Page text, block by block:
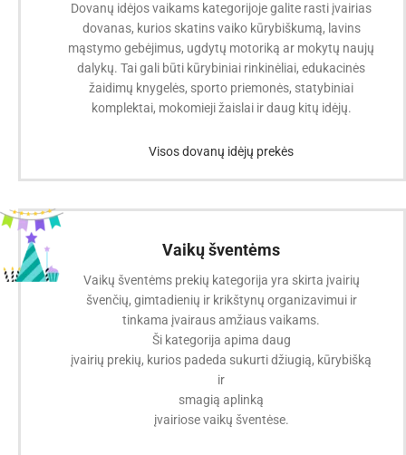
Dovanų idėjos vaikams kategorijoje galite rasti įvairias
dovanas, kurios skatins vaiko kūrybiškumą, lavins
mąstymo gebėjimus, ugdytų motoriką ar mokytų naujų
dalykų. Tai gali būti kūrybiniai rinkinėliai, edukacinės
žaidimų knygelės, sporto priemonės, statybiniai
komplektai, mokomieji žaislai ir daug kitų idėjų.
Visos dovanų idėjų prekės
Vaikų šventėms
Vaikų šventėms prekių kategorija yra skirta įvairių
švenčių, gimtadienių ir krikštynų organizavimui ir
tinkama įvairaus amžiaus vaikams.
Ši kategorija apima daug
įvairių prekių, kurios padeda sukurti džiugią, kūrybišką
ir
smagią aplinką
įvairiose vaikų šventėse.